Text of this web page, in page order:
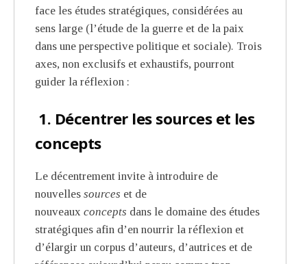
face les études stratégiques, considérées au
sens large (l’étude de la guerre et de la paix
dans une perspective politique et sociale). Trois
axes, non exclusifs et exhaustifs, pourront
guider la réflexion :
1. Décentrer les sources et les
concepts
Le décentrement invite à introduire de
nouvelles sources et de
nouveaux concepts dans le domaine des études
stratégiques afin d’en nourrir la réflexion et
d’élargir un corpus d’auteurs, d’autrices et de